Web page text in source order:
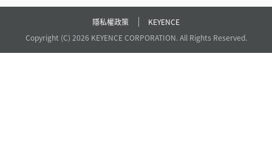
隱私權政策
KEYENCE
Copyright (C) 2026 KEYENCE CORPORATION. All Rights Reserved.